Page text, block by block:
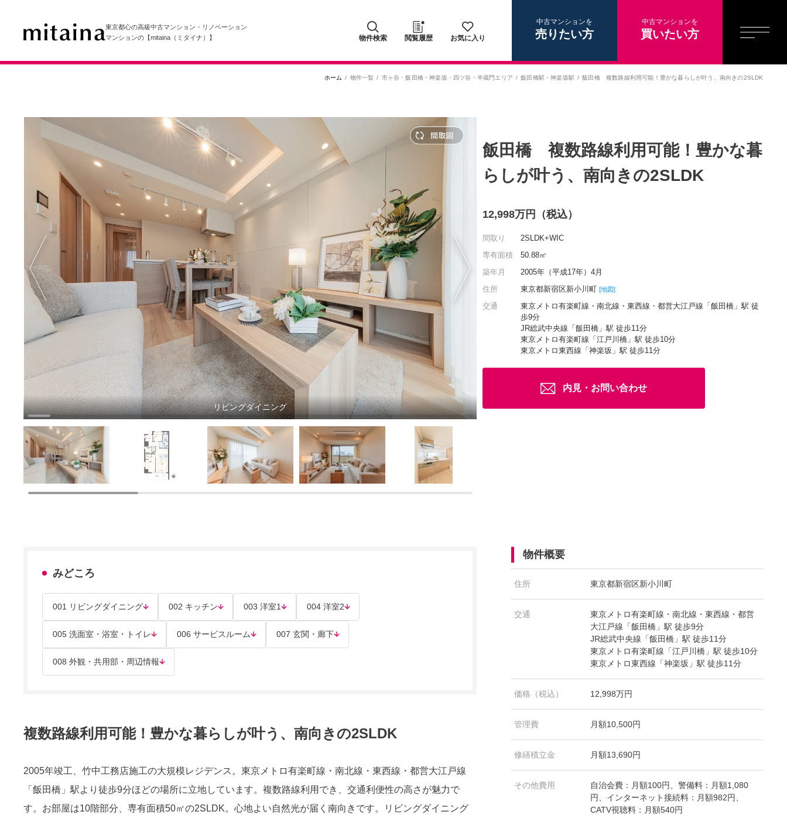
東京都心の高級中古マンション・リノベーション
マンションの【mitaina（ミタイナ）】
物件検索 閲覧履歴 お気に入り
中古マンションを
売りたい方
中古マンションを
買いたい方
ホーム 物件一覧 市ヶ谷・飯田橋・神楽坂・四ツ谷・半蔵門エリア 飯田橋駅 ・神楽坂駅 飯田橋 複数路線利用可能！豊かな暮らしが叶う、南向きの2SLDK
リビングダイニング
飯田橋 複数路線利用可能！豊かな暮
らしが叶う、南向きの2SLDK
12,998万円（税込）
間取り
2SLDK+WIC
専有面積
50.88㎡
築年月
2005年（平成17年）4月
住所
東京都新宿区新小川町 [地図]
交通
東京メトロ有楽町線・南北線・東西線・都営大江戸線「飯田橋」駅 徒
歩9分
JR総武中央線「飯田橋」駅 徒歩11分
東京メトロ有楽町線「江戸川橋」駅 徒歩10分
東京メトロ東西線「神楽坂」駅 徒歩11分
内見・お問い合わせ
みどころ
001 リビングダイニング 002 キッチン 003 洋室1 004 洋室2
005 洗面室・浴室・トイレ 006 サービスルーム 007 玄関・廊下
008 外観・共用部・周辺情報
複数路線利用可能！豊かな暮らしが叶う、南向きの2SLDK
2005年竣工、竹中工務店施工の大規模レジデンス。東京メトロ有楽町線・南北線・東西線・都営大江戸線
「飯田橋」駅より徒歩9分ほどの場所に立地しています。複数路線利用でき、交通利便性の高さが魅力で
す。お部屋は10階部分、専有面積50㎡の2SLDK。心地よい自然光が届く南向きです。リビングダイニング
物件概要
住所 東京都新宿区新小川町
交通
東京メトロ有楽町線・南北線・東西線・都営
大江戸線「飯田橋」駅 徒歩9分
JR総武中央線「飯田橋」駅 徒歩11分
東京メトロ有楽町線「江戸川橋」駅 徒歩10分
東京メトロ東西線「神楽坂」駅 徒歩11分
価格（税込） 12,998万円
管理費 月額10,500円
修繕積立金 月額13,690円
その他費用
自治会費：月額100円、警備料：月額1,080
円、インターネット接続料：月額982円、
CATV視聴料：月額540円